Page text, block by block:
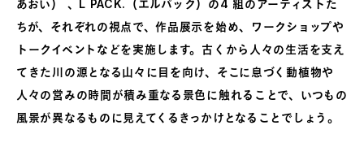
あおい） 、L PACK.（エルパック）の4 組のアーティストた
ちが、それぞれの視点で、作品展示を始め、ワークショップや
トークイベントなどを実施します。古くから人々の生活を支え
てきた川の源となる山々に目を向け、そこに息づく動植物や
人々の営みの時間が積み重なる景色に触れることで、いつもの
風景が異なるものに見えてくるきっかけとなることでしょう。